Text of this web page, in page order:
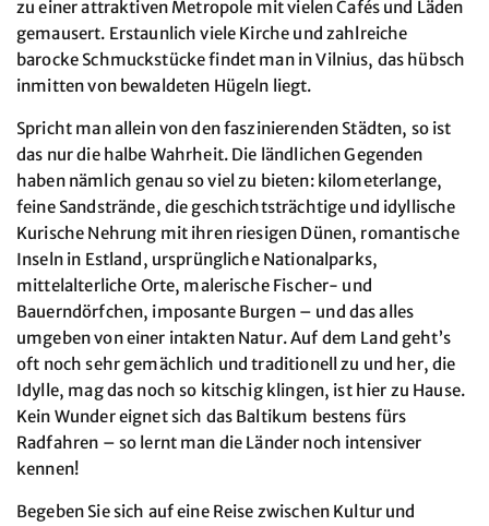
zu einer attraktiven Metropole mit vielen Cafés und Läden
gemausert. Erstaunlich viele Kirche und zahlreiche
barocke Schmuckstücke findet man in Vilnius, das hübsch
inmitten von bewaldeten Hügeln liegt.
Spricht man allein von den faszinierenden Städten, so ist
das nur die halbe Wahrheit. Die ländlichen Gegenden
haben nämlich genau so viel zu bieten: kilometerlange,
feine Sandstrände, die geschichtsträchtige und idyllische
Kurische Nehrung mit ihren riesigen Dünen, romantische
Inseln in Estland, ursprüngliche Nationalparks,
mittelalterliche Orte, malerische Fischer- und
Bauerndörfchen, imposante Burgen – und das alles
umgeben von einer intakten Natur. Auf dem Land geht’s
oft noch sehr gemächlich und traditionell zu und her, die
Idylle, mag das noch so kitschig klingen, ist hier zu Hause.
Kein Wunder eignet sich das Baltikum bestens fürs
Radfahren – so lernt man die Länder noch intensiver
kennen!
Begeben Sie sich auf eine Reise zwischen Kultur und